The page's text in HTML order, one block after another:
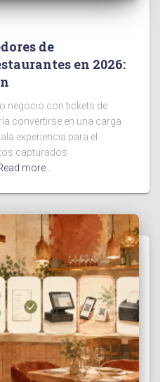
de
en 2026:
negocio con tickets de
convertirse en una carga
experiencia para el
capturados
more…